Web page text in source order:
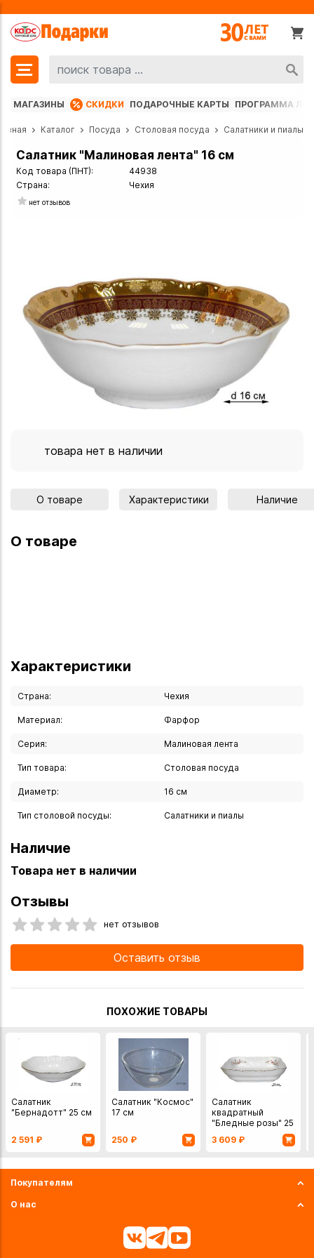
МАГАЗИНЫ СКИДКИ ПОДАРОЧНЫЕ КАРТЫ ПРОГРАММА
Каталог Посуда Столовая посуда Салатники и пиалы
Салатник "Малиновая лента" 16 см
Код товара (ПНТ):
44938
Страна:
Чехия
нет отзывов
товара нет в наличии
О товаре Характеристики Наличие
О товаре
Характеристики
Страна: Чехия
Материал: Фарфор
Серия: Малиновая лента
Тип товара: Столовая посуда
Диаметр: 16 см
Тип столовой посуды: Салатники и пиалы
Наличие
Товара нет в наличии
Отзывы
нет отзывов
Оставить отзыв
ПОХОЖИЕ ТОВАРЫ
Салатник
"Бернадотт" 25 см
2 591 ₽
Салатник "Космос"
17 см
250 ₽
Салатник
квадратный
"Бледные розы" 25
3 609 ₽
Покупателям
О нас